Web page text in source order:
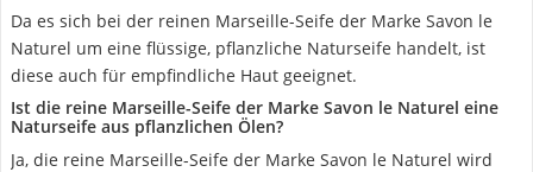
Da es sich bei der reinen Marseille-Seife der Marke Savon le
Naturel um eine flüssige, pflanzliche Naturseife handelt, ist
diese auch für empfindliche Haut geeignet.
Ist die reine Marseille-Seife der Marke Savon le Naturel eine
Naturseife aus pflanzlichen Ölen?
Ja, die reine Marseille-Seife der Marke Savon le Naturel wird